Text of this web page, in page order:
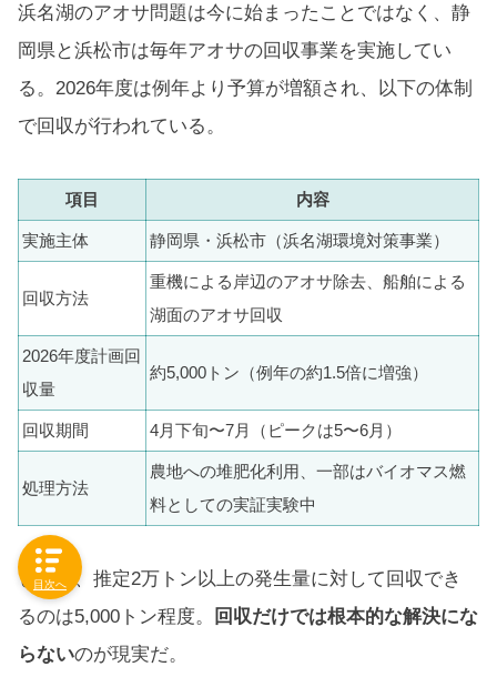
浜名湖のアオサ問題は今に始まったことではなく、静
岡県と浜松市は毎年アオサの回収事業を実施してい
る。2026年度は例年より予算が増額され、以下の体制
で回収が行われている。
項目 内容
実施主体 静岡県・浜松市（浜名湖環境対策事業）
回収方法
重機による岸辺のアオサ除去、船舶による
湖面のアオサ回収
2026年度計画回
収量
約5,000トン（例年の約1.5倍に増強）
回収期間 4月下旬〜7月（ピークは5〜6月）
処理方法
農地への堆肥化利用、一部はバイオマス燃
料としての実証実験中
しかし、推定2万トン以上の発生量に対して回収でき
るのは5,000トン程度。
回収だけでは根本的な解決にな
らないのが現実だ。
目次へ